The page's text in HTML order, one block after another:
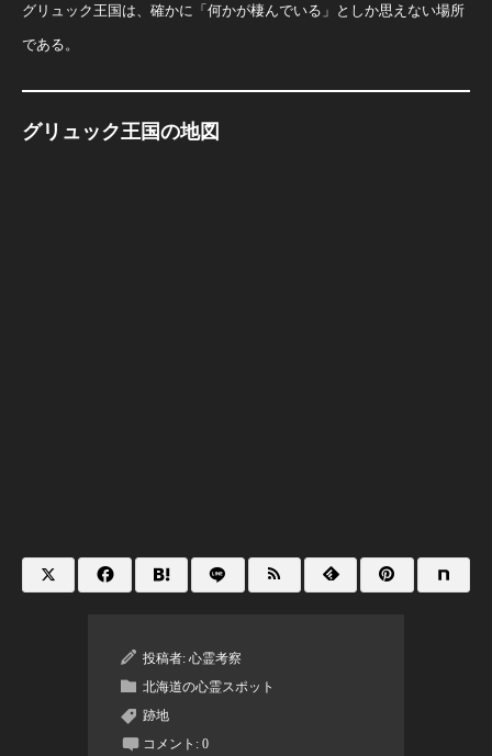
グリュック王国は、確かに「何かが棲んでいる」としか思えない場所
である。
グリュック王国の地図
投稿者: 心霊考察
北海道の心霊スポット
跡地
コメント: 0